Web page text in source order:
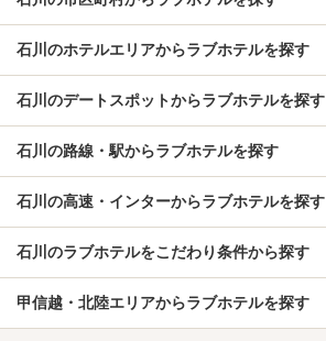
石川のホテルエリアからラブホテルを探す
石川のデートスポットからラブホテルを探す
石川の路線・駅からラブホテルを探す
石川の高速・インターからラブホテルを探す
石川のラブホテルをこだわり条件から探す
甲信越・北陸エリアからラブホテルを探す